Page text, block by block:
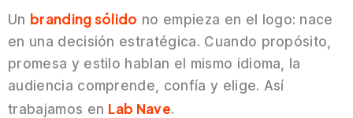
Un branding sólido no empieza en el logo: nace
en una decisión estratégica. Cuando propósito,
promesa y estilo hablan el mismo idioma, la
audiencia comprende, confía y elige. Así
trabajamos en Lab Nave.